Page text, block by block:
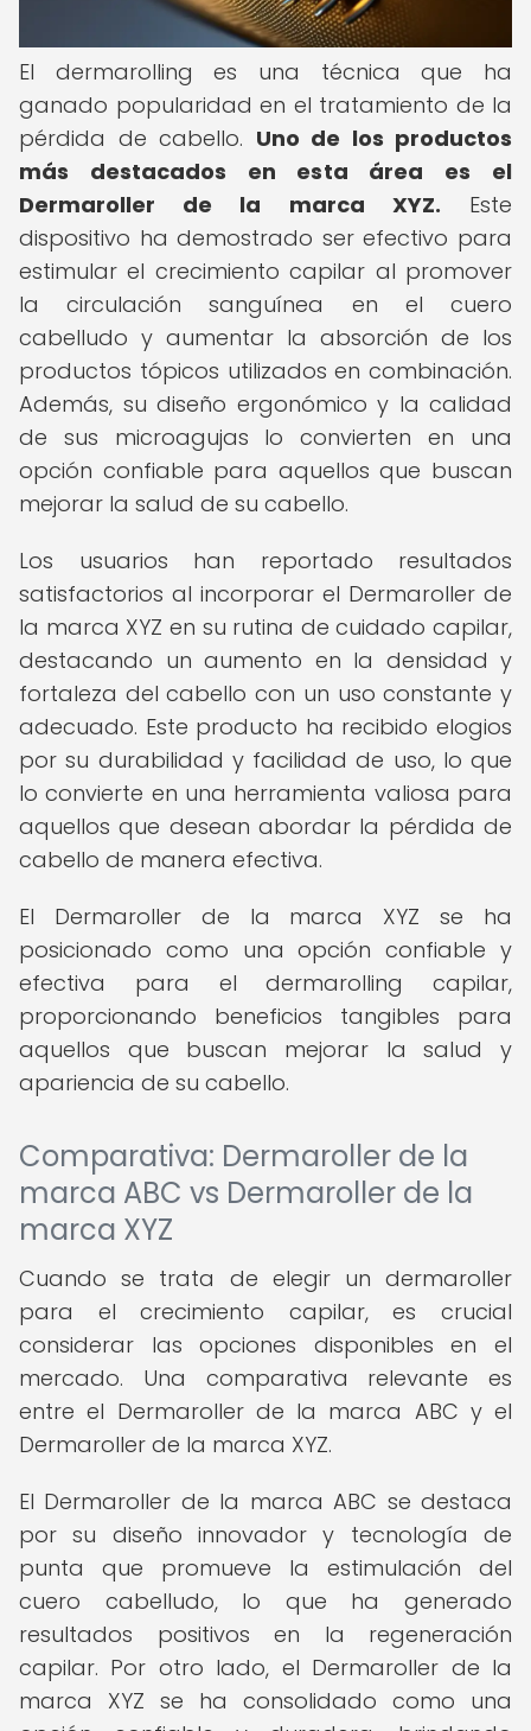
El dermarolling es una técnica que ha
ganado popularidad en el tratamiento de la
pérdida de cabello. Uno de los productos
más destacados en esta área es el
Dermaroller de la marca XYZ. Este
dispositivo ha demostrado ser efectivo para
estimular el crecimiento capilar al promover
la circulación sanguínea en el cuero
cabelludo y aumentar la absorción de los
productos tópicos utilizados en combinación.
Además, su diseño ergonómico y la calidad
de sus microagujas lo convierten en una
opción confiable para aquellos que buscan
mejorar la salud de su cabello.
Los usuarios han reportado resultados
satisfactorios al incorporar el Dermaroller de
la marca XYZ en su rutina de cuidado capilar,
destacando un aumento en la densidad y
fortaleza del cabello con un uso constante y
adecuado. Este producto ha recibido elogios
por su durabilidad y facilidad de uso, lo que
lo convierte en una herramienta valiosa para
aquellos que desean abordar la pérdida de
cabello de manera efectiva.
El Dermaroller de la marca XYZ se ha
posicionado como una opción confiable y
efectiva para el dermarolling capilar,
proporcionando beneficios tangibles para
aquellos que buscan mejorar la salud y
apariencia de su cabello.
Comparativa: Dermaroller de la
marca ABC vs Dermaroller de la
marca XYZ
Cuando se trata de elegir un dermaroller
para el crecimiento capilar, es crucial
considerar las opciones disponibles en el
mercado. Una comparativa relevante es
entre el Dermaroller de la marca ABC y el
Dermaroller de la marca XYZ.
El Dermaroller de la marca ABC se destaca
por su diseño innovador y tecnología de
punta que promueve la estimulación del
cuero cabelludo, lo que ha generado
resultados positivos en la regeneración
capilar. Por otro lado, el Dermaroller de la
marca XYZ se ha consolidado como una